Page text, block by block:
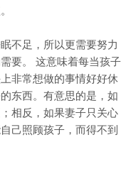
不足，所以更需要努力
要。 这意味着每当孩子
非常想做的事情好好休
东西。有意思的是，如
相反，如果妻子只关心
己照顾孩子，而得不到